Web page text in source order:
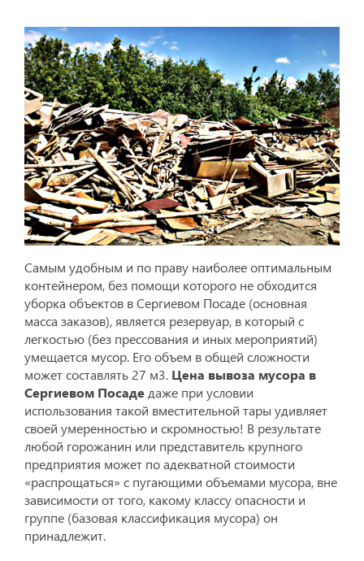
Самым удобным и по праву наиболее оптимальным
контейнером, без помощи которого не обходится
уборка объектов в Сергиевом Посаде (основная
масса заказов), является резервуар, в который с
легкостью (без прессования и иных мероприятий)
умещается мусор. Его объем в общей сложности
может составлять 27 м3. Цена вывоза мусора в
Сергиевом Посаде даже при условии
использования такой вместительной тары удивляет
своей умеренностью и скромностью! В результате
любой горожанин или представитель крупного
предприятия может по адекватной стоимости
«распрощаться» с пугающими объемами мусора, вне
зависимости от того, какому классу опасности и
группе (базовая классификация мусора) он
принадлежит.